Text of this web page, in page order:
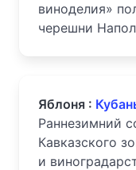
виноделия»
черешни
Яблоня :
Раннезимний
Кавказского
и